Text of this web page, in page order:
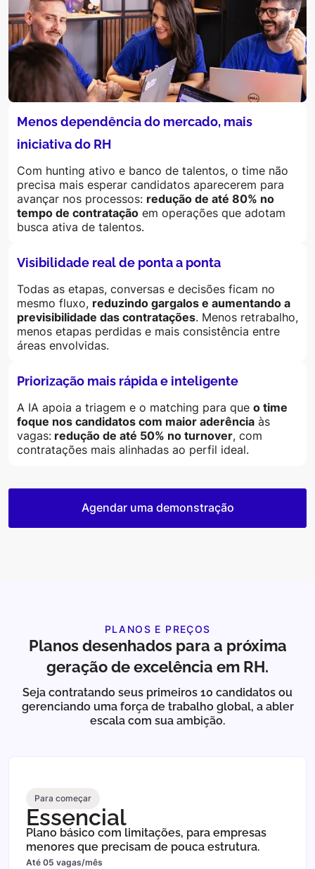
Menos dependência do mercado, mais
iniciativa do RH
Com hunting ativo e banco de talentos, o time não
precisa mais esperar candidatos aparecerem para
avançar nos processos: redução de até 80% no
tempo de contratação em operações que adotam
busca ativa de talentos.
Visibilidade real de ponta a ponta
Todas as etapas, conversas e decisões ficam no
mesmo fluxo, reduzindo gargalos e aumentando a
previsibilidade das contratações. Menos retrabalho,
menos etapas perdidas e mais consistência entre
áreas envolvidas.
Priorização mais rápida e inteligente
A IA apoia a triagem e o matching para que o time
foque nos candidatos com maior aderência às
vagas: redução de até 50% no turnover, com
contratações mais alinhadas ao perfil ideal.
Agendar uma demonstração
PLANOS E PREÇOS
Planos desenhados para a próxima
geração de excelência em RH.
Seja contratando seus primeiros 10 candidatos ou
gerenciando uma força de trabalho global, a abler
escala com sua ambição.
Para começar
Essencial
Plano básico com limitações, para empresas
menores que precisam de pouca estrutura.
Até 05 vagas/mês